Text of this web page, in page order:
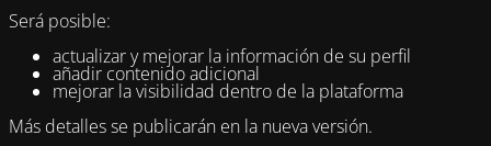
Será posible:
actualizar y mejorar la información de su perfil
añadir contenido adicional
mejorar la visibilidad dentro de la plataforma
Más detalles se publicarán en la nueva versión.